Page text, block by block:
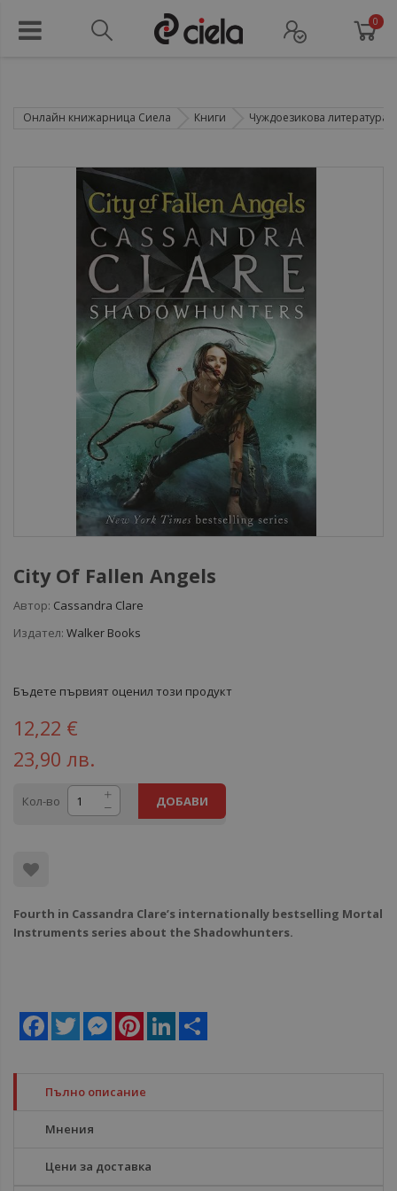
0
Онлайн книжарница Сиела Книги Чуждоезикова литература
City Of Fallen Angels
Автор: Cassandra Clare
Издател: Walker Books
Бъдете първият оценил този продукт
12,22 €
23,90 лв.
Кол-во ДОБАВИ
Fourth in Cassandra Clare’s internationally bestselling Mortal
Instruments series about the Shadowhunters.
Facebook
Twitter MessengerPinterestLinkedIn
Пълно описание
Мнения
Цени за доставка